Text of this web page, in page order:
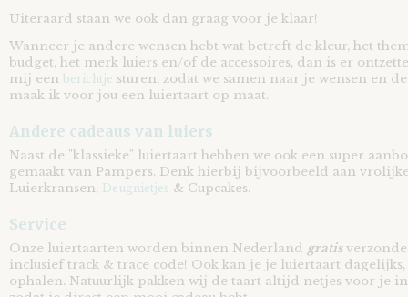
Uiteraard staan we ook dan graag voor je klaar!
Wanneer je andere wensen hebt wat betreft de kleur, het
budget, het merk luiers en/of de accessoires, dan is er
mij een berichtje sturen, zodat we samen naar je wensen en
maak ik voor jou een luiertaart op maat.
Andere cadeaus van luiers
Naast de "klassieke" luiertaart hebben we ook een super
gemaakt van Pampers. Denk hierbij bijvoorbeeld aan
Luierkransen, Deugnietjes & Cupcakes.
Service
Onze luiertaarten worden binnen Nederland gratis
inclusief track & trace code! Ook kan je je luiertaart dagelijks,
ophalen. Natuurlijk pakken wij de taart altijd netjes voor je